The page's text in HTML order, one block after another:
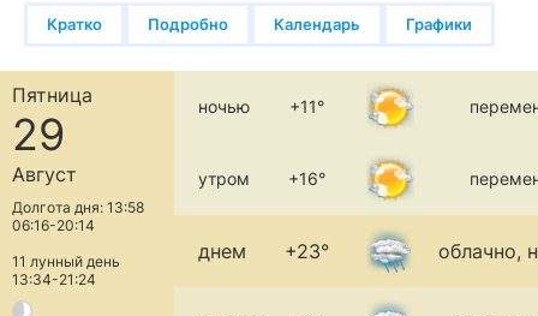
Кратко Подробно Календарь Графики
Пятница
29
Август
Долгота дня: 13:58
06:16-20:14
11 лунный день
13:34-21:24
ночью +11°
утром +16°
днем +23° облачно,